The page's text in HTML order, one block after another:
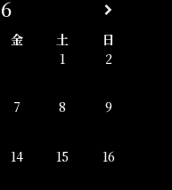
金 土
日
1
2
7 8 9
14 15 16